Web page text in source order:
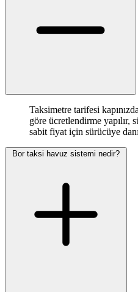
Taksimetre tarifesi
göre ücretlendirme yapılır,
sabit fiyat için sürücüye
Bor taksi havuz sistemi nedir?